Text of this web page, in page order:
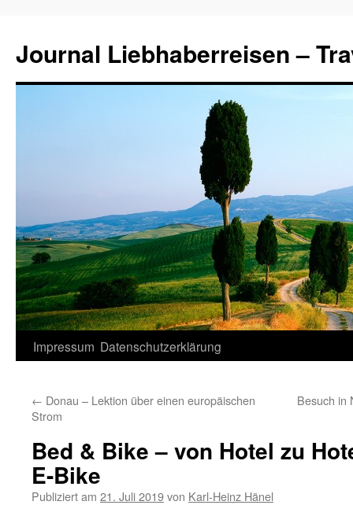
Journal Liebhaberreisen –
Zum
springen
Impressum Datenschutzerklärung
← Donau – Lektion über einen europäischen
Strom
Besuch in
Bed & Bike – von Hotel zu
E-Bike
Publiziert am 21. Juli 2019von Karl-Heinz Hänel